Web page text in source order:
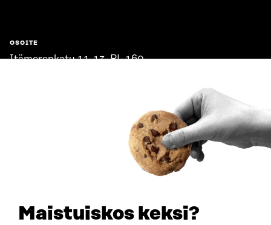
Maistuiskos keksi?
OSOITE
Itämerenkatu 11-13, PL 160,